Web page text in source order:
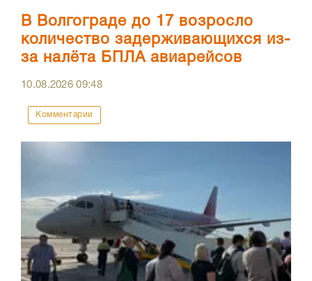
В Волгограде до 17 возросло
количество задерживающихся из-
за налёта БПЛА авиарейсов
10.08.202609:48
Комментарии